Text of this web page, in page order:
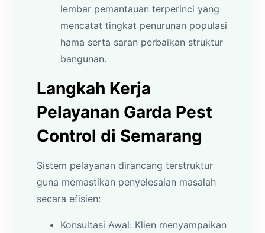
lembar pemantauan terperinci yang
mencatat tingkat penurunan populasi
hama serta saran perbaikan struktur
bangunan.
Langkah Kerja
Pelayanan Garda Pest
Control di Semarang
Sistem pelayanan dirancang terstruktur
guna memastikan penyelesaian masalah
secara efisien:
Konsultasi Awal: Klien menyampaikan